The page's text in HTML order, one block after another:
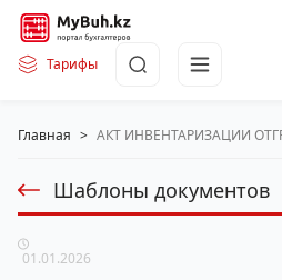
Тарифы
Главная > АКТ ИНВЕНТАРИЗАЦИИ
Шаблоны документов
01.01.2026